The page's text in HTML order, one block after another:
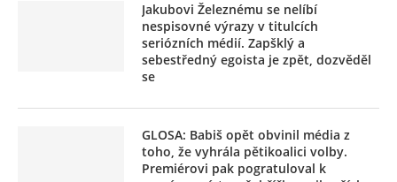
Jakubovi Železnému se nelíbí
nespisovné výrazy v titulcích
seriózních médií. Zapšklý a
sebestředný egoista je zpět, dozvěděl
se
GLOSA: Babiš opět obvinil média z
toho, že vyhrála pětikoalici volby.
Premiérovi pak pogratuloval k